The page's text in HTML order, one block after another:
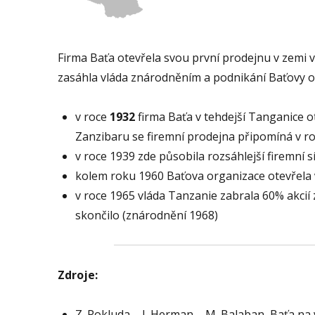
Firma Baťa otevřela svou první prodejnu v zemi
zasáhla vláda znárodněním a podnikání Baťovy
v roce 1932firma Baťa v tehdejší Tanganice
Zanzibaru se firemní prodejna připomíná v
v roce 1939 zde působila rozsáhlejší firemní
kolem roku 1960 Baťova organizace otevřela
v roce 1965 vláda Tanzanie zabrala 60%
skončilo (znárodnění 1968)
Zdroje: